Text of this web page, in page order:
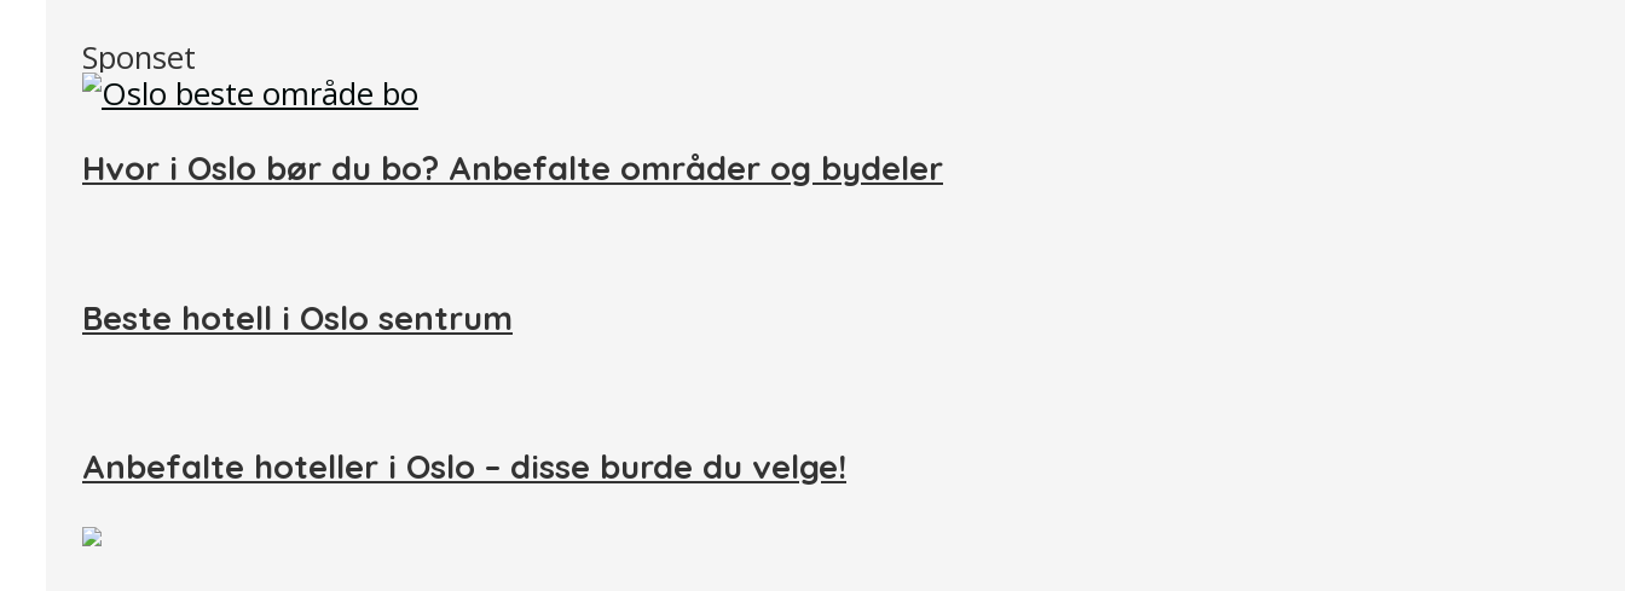
Sponset
Hvor i Oslo bør du bo? Anbefalte områder og bydeler
Beste hotell i Oslo sentrum
Anbefalte hoteller i Oslo – disse burde du velge!